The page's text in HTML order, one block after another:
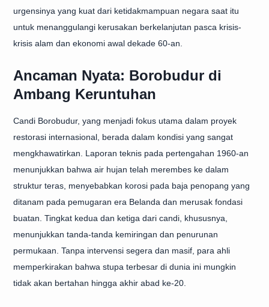
urgensinya yang kuat dari ketidakmampuan negara saat itu
untuk menanggulangi kerusakan berkelanjutan pasca krisis-
krisis alam dan ekonomi awal dekade 60-an.
Ancaman Nyata: Borobudur di
Ambang Keruntuhan
Candi Borobudur, yang menjadi fokus utama dalam proyek
restorasi internasional, berada dalam kondisi yang sangat
mengkhawatirkan. Laporan teknis pada pertengahan 1960-an
menunjukkan bahwa air hujan telah merembes ke dalam
struktur teras, menyebabkan korosi pada baja penopang yang
ditanam pada pemugaran era Belanda dan merusak fondasi
buatan. Tingkat kedua dan ketiga dari candi, khususnya,
menunjukkan tanda-tanda kemiringan dan penurunan
permukaan. Tanpa intervensi segera dan masif, para ahli
memperkirakan bahwa stupa terbesar di dunia ini mungkin
tidak akan bertahan hingga akhir abad ke-20.